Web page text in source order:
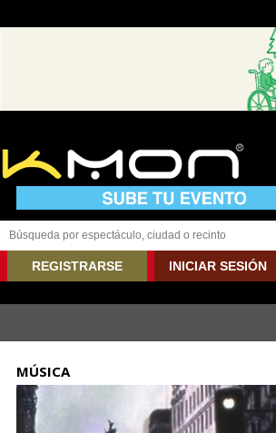
REGISTRARSE INICIAR SESIÓN
MÚSICA